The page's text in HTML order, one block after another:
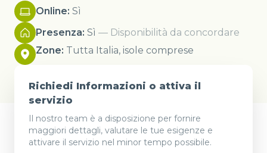
Online: Sì
Presenza: Sì — Disponibilità da concordare
Zone: Tutta Italia, isole comprese
Richiedi Informazioni o attiva il
servizio
Il nostro team è a disposizione per fornire
maggiori dettagli, valutare le tue esigenze e
attivare il servizio nel minor tempo possibile.